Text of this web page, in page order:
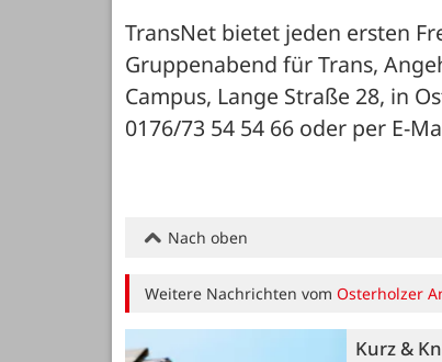
TransNet bietet jeden ersten
Gruppenabend für Trans,
Campus, Lange Straße 28, in
0176/73 54 54 66 oder per E-
Nach oben
Weitere Nachrichten vomOsterholzer
Kurz &